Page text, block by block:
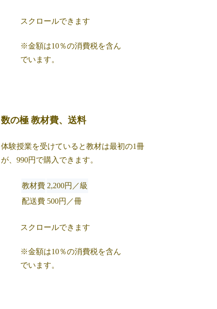
スクロールできます
※金額は10％の消費税を含ん
でいます。
数の極 教材費、送料
体験授業を受けていると教材は最初の1冊
が、990円で購入できます。
教材費 2,200円／級
配送費 500円／冊
スクロールできます
※金額は10％の消費税を含ん
でいます。